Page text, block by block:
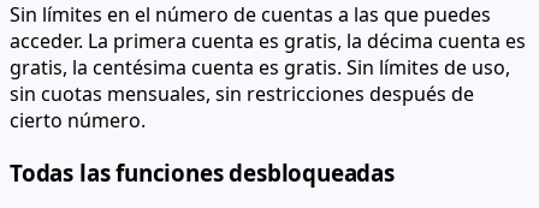
Sin límites en el número de cuentas a las que puedes
acceder. La primera cuenta es gratis, la décima cuenta es
gratis, la centésima cuenta es gratis. Sin límites de uso,
sin cuotas mensuales, sin restricciones después de
cierto número.
Todas las funciones desbloqueadas